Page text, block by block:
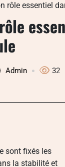
rôle essentiel
Admin 32
sont fixés les
la stabilité et